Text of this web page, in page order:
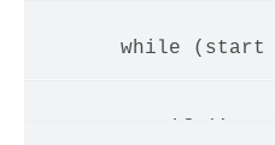
while (start